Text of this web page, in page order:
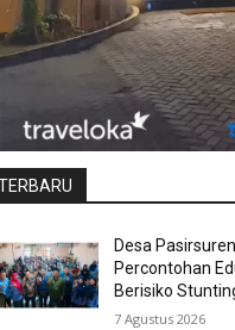
Desa
Percontohan
Berisiko
7 Agustus 2026